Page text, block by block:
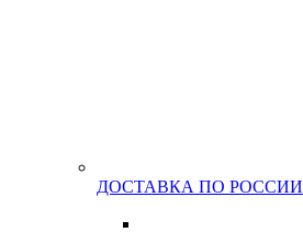
ДОСТАВКА ПО РОССИИ